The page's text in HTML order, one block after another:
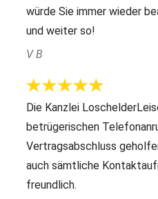
würde Sie immer wieder
und weiter so!
V B
Die Kanzlei
betrügerischen
Vertragsabschluss
auch sämtliche
freundlich.